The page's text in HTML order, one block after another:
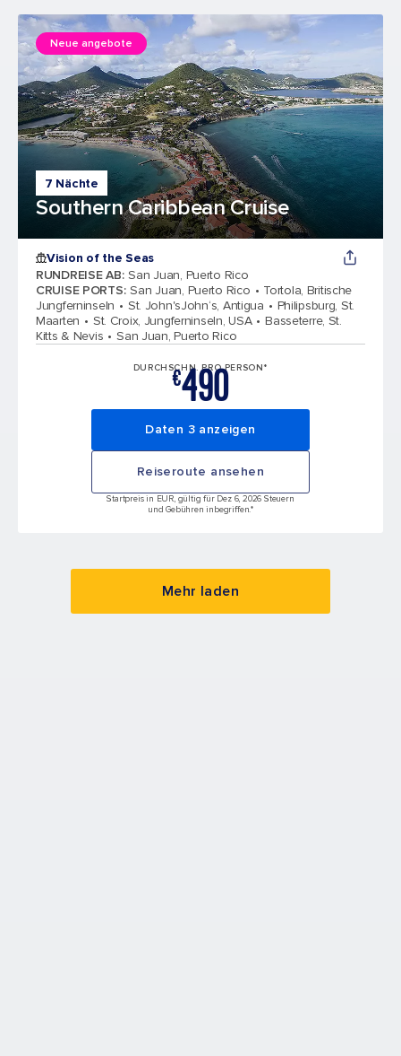
7 Nächte
Southern Caribbean Cruise
Neue angebote
Vision of the Seas
RUNDREISE AB: San Juan, Puerto Rico
CRUISE PORTS: San Juan, Puerto Rico
Tortola, Britische
Jungferninseln
St. John'sJohn‘s, Antigua
Philipsburg, St.
Maarten
St. Croix, Jungferninseln, USA
Basseterre, St.
Kitts & Nevis
San Juan, Puerto Rico
DURCHSCHN. PRO PERSON*
€490
Daten 3 anzeigen
Reiseroute ansehen
Startpreis in EUR, gültig für Dez 6, 2026 Steuern
und Gebühren inbegriffen.*
Mehr laden